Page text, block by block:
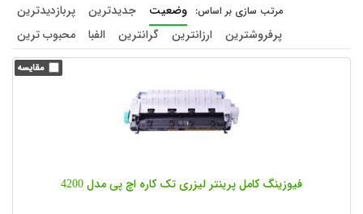
وضعیت جدیدترین
پربازدیدترین
پرفروشترین
ارزانترین گرانترین الفبا محبوب ترین
فیوزینگ کامل پرینتر لیزری تک کاره اچ پی مدل 4200